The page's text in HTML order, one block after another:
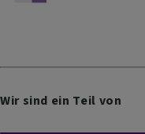
Wir sind ein Teil von